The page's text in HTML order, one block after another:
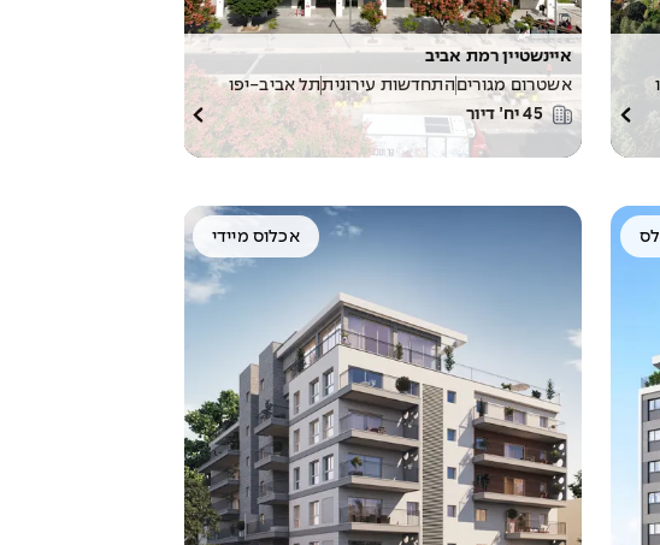
איינשטיין רמת אביב
אשטרום מגורים התחדשות עירוניתתל אביב-יפו
45 יח׳ דיור
אכלוס מיידי